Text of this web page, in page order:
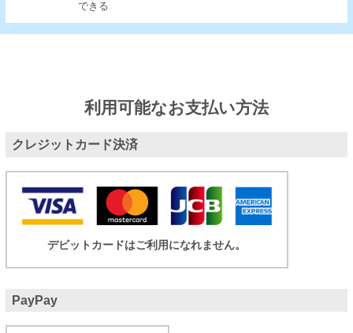
できる
利用可能なお支払い方法
クレジットカード決済
デビットカードはご利用になれません。
PayPay